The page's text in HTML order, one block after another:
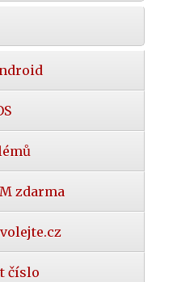
zdarma
číslo